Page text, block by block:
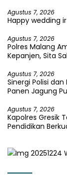
Agustus 7, 2026
Happy wedding
Agustus 7, 2026
Polres Malang
Kepanjen, Sita
Agustus 7, 2026
Sinergi Polisi
Panen Jagung
Agustus 7, 2026
Kapolres Gresik
Pendidikan